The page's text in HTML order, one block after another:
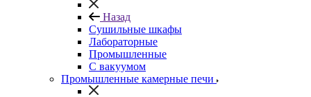
Назад
Сушильные шкафы
Лабораторные
Промышленные
С вакуумом
Промышленные камерные печи